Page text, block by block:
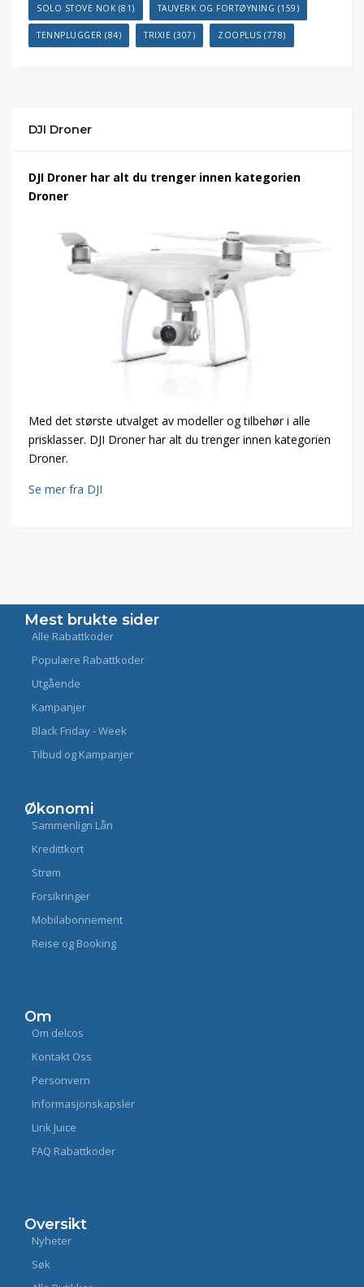
SOLO STOVE NOK (81) TAUVERK OG FORTØYNING (159)
TENNPLUGGER (84) TRIXIE (307) ZOOPLUS (778)
DJI Droner
DJI Droner har alt du trenger innen kategorien
Droner
Med det største utvalget av modeller og tilbehør i alle
prisklasser. DJI Droner har alt du trenger innen kategorien
Droner.
Se mer fra DJI
Mest brukte sider
Alle Rabattkoder
Populære Rabattkoder
Utgående
Kampanjer
Black Friday - Week
Tilbud og Kampanjer
Økonomi
Sammenlign Lån
Kredittkort
Strøm
Forsikringer
Mobilabonnement
Reise og Booking
Om
Om delcos
Kontakt Oss
Personvern
Informasjonskapsler
Link Juice
FAQ Rabattkoder
Oversikt
Nyheter
Søk